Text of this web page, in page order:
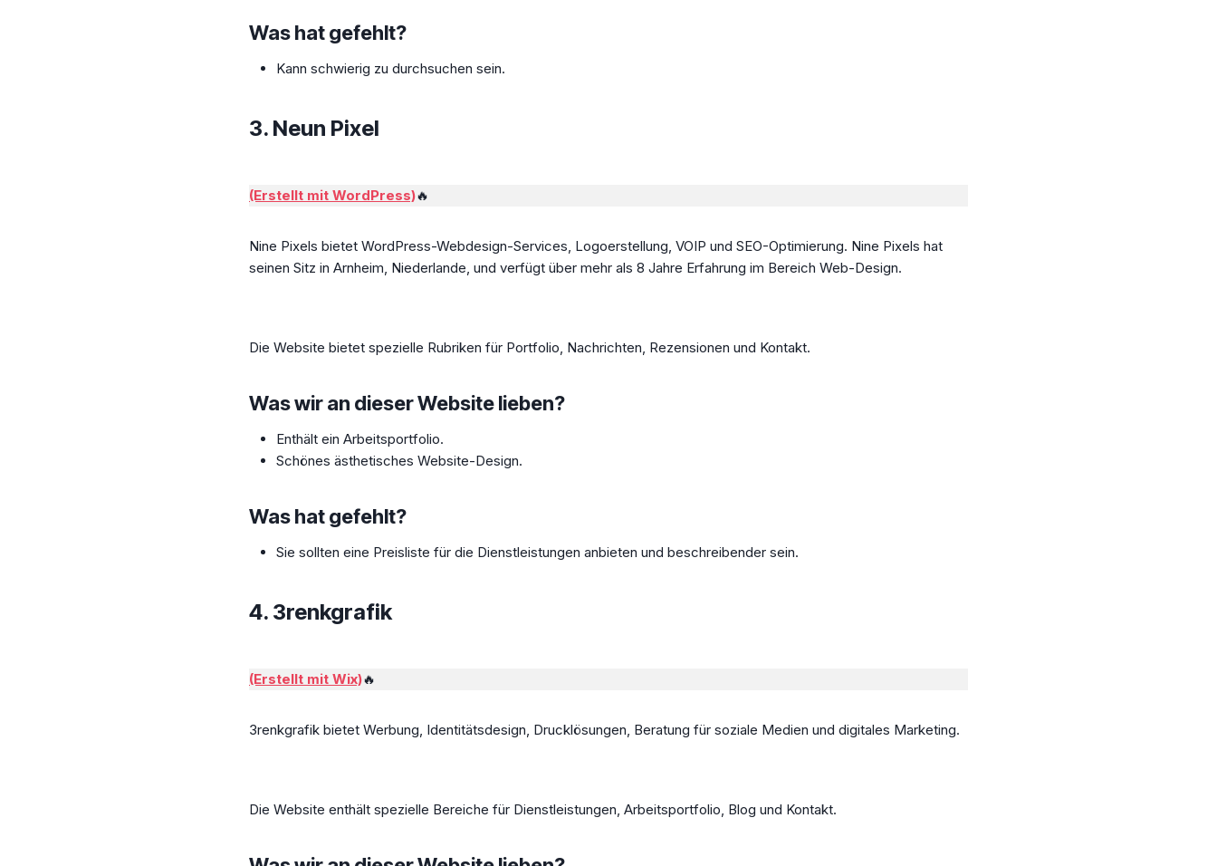
Was hat gefehlt?
Kann schwierig zu durchsuchen sein.
3. Neun Pixel
(Erstellt mit WordPress)🔥
Nine Pixels bietet WordPress-Webdesign-Services, Logoerstellung, VOIP und SEO-Optimierung. Nine Pixels hat
seinen Sitz in Arnheim, Niederlande, und verfügt über mehr als 8 Jahre Erfahrung im Bereich Web-Design.
Die Website bietet spezielle Rubriken für Portfolio, Nachrichten, Rezensionen und Kontakt.
Was wir an dieser Website lieben?
Enthält ein Arbeitsportfolio.
Schönes ästhetisches Website-Design.
Was hat gefehlt?
Sie sollten eine Preisliste für die Dienstleistungen anbieten und beschreibender sein.
4. 3renkgrafik
(Erstellt mit Wix)🔥
3renkgrafik bietet Werbung, Identitätsdesign, Drucklösungen, Beratung für soziale Medien und digitales Marketing.
Die Website enthält spezielle Bereiche für Dienstleistungen, Arbeitsportfolio, Blog und Kontakt.